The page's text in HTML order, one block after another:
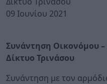
09 Ιουνίου 2021
Συνάντηση Οικονόμου
Δίκτυο Τρινάσου
Συνάντηση με τον